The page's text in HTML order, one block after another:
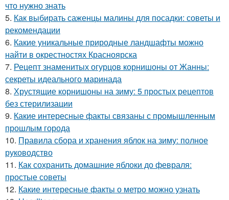
что нужно знать
5. Как выбирать саженцы малины для посадки: советы и
рекомендации
6. Какие уникальные природные ландшафты можно
найти в окрестностях Красноярска
7. Рецепт знаменитых огурцов корнишоны от Жанны:
секреты идеального маринада
8. Хрустящие корнишоны на зиму: 5 простых рецептов
без стерилизации
9. Какие интересные факты связаны с промышленным
прошлым города
10. Правила сбора и хранения яблок на зиму: полное
руководство
11. Как сохранить домашние яблоки до февраля:
простые советы
12. Какие интересные факты о метро можно узнать